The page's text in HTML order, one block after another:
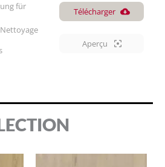
für Télécharger
Aperçu